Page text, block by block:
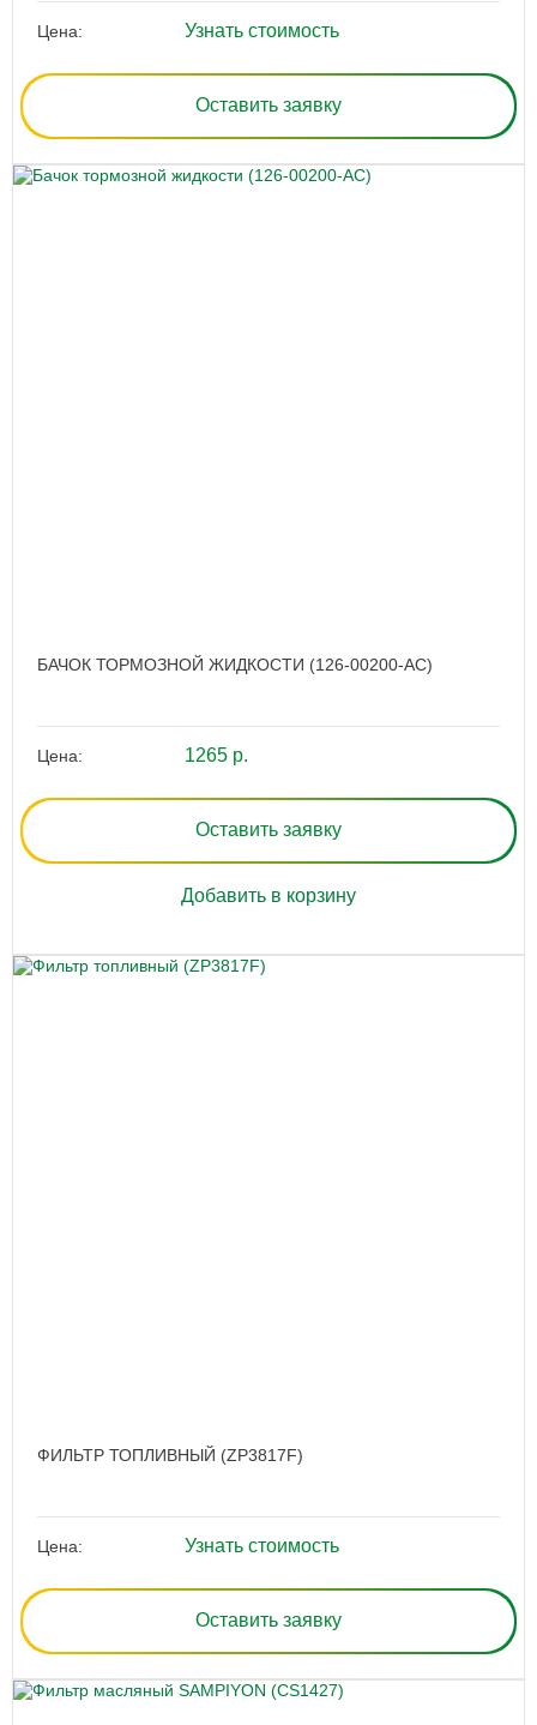
Цена: Узнать стоимость
Оставить заявку
БАЧОК ТОРМОЗНОЙ ЖИДКОСТИ (126-00200-AC)
Цена: 1265 р.
Оставить заявку
Добавить в корзину
ФИЛЬТР ТОПЛИВНЫЙ (ZP3817F)
Цена: Узнать стоимость
Оставить заявку